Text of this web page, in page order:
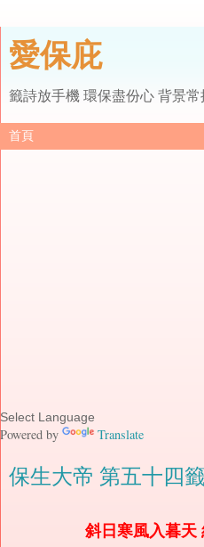
愛保庇
籤詩放手機 環保盡份心 背景
Powered by Translate
保生大帝 第五十四籤
斜日寒風入暮天